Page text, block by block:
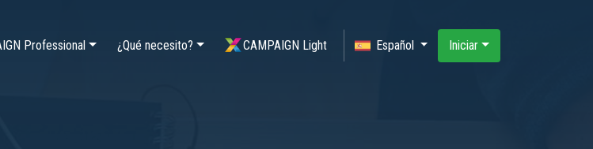
Professional ¿Qué necesito? CAMPAIGN Light Español Iniciar